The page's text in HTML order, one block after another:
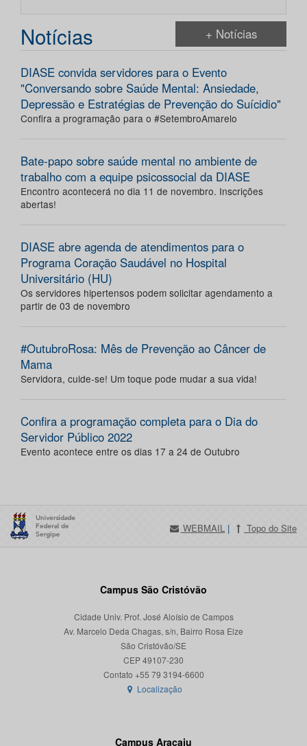
Notícias + Notícias
DIASE convida servidores para o Evento
"Conversando sobre Saúde Mental: Ansiedade,
Depressão e Estratégias de Prevenção do Suícidio"
Confira a programação para o #SetembroAmarelo
Bate-papo sobre saúde mental no ambiente de
trabalho com a equipe psicossocial da DIASE
Encontro acontecerá no dia 11 de novembro. Inscrições
abertas!
DIASE abre agenda de atendimentos para o
Programa Coração Saudável no Hospital
Universitário (HU)
Os servidores hipertensos podem solicitar agendamento a
partir de 03 de novembro
#OutubroRosa: Mês de Prevenção ao Câncer de
Mama
Servidora, cuide-se! Um toque pode mudar a sua vida!
Confira a programação completa para o Dia do
Servidor Público 2022
Evento acontece entre os dias 17 a 24 de Outubro
WEBMAIL | Topo do Site
Campus São Cristóvão
Cidade Univ. Prof. José Aloísio de Campos
Av. Marcelo Deda Chagas, s/n, Bairro Rosa Elze
São Cristóvão/SE
CEP 49107-230
Localização
Campus Aracaju